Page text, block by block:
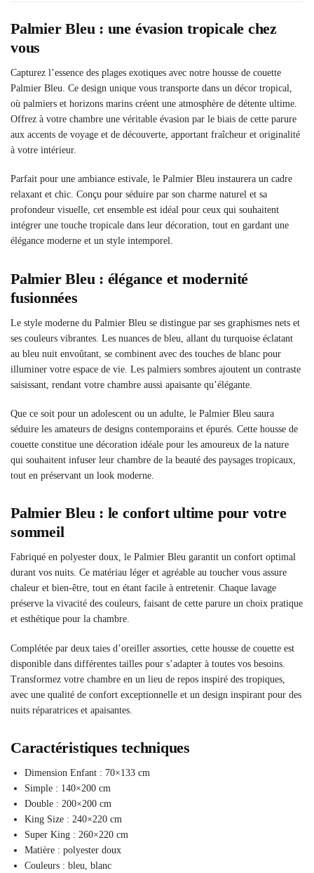
Palmier Bleu : une évasion tropicale chez
vous
Capturez l’essence des plages exotiques avec notre housse de couette
Palmier Bleu. Ce design unique vous transporte dans un décor tropical,
où palmiers et horizons marins créent une atmosphère de détente ultime.
Offrez à votre chambre une véritable évasion par le biais de cette parure
aux accents de voyage et de découverte, apportant fraîcheur et originalité
à votre intérieur.
Parfait pour une ambiance estivale, le Palmier Bleu instaurera un cadre
relaxant et chic. Conçu pour séduire par son charme naturel et sa
profondeur visuelle, cet ensemble est idéal pour ceux qui souhaitent
intégrer une touche tropicale dans leur décoration, tout en gardant une
élégance moderne et un style intemporel.
Palmier Bleu : élégance et modernité
fusionnées
Le style moderne du Palmier Bleu se distingue par ses graphismes nets et
ses couleurs vibrantes. Les nuances de bleu, allant du turquoise éclatant
au bleu nuit envoûtant, se combinent avec des touches de blanc pour
illuminer votre espace de vie. Les palmiers sombres ajoutent un contraste
saisissant, rendant votre chambre aussi apaisante qu’élégante.
Que ce soit pour un adolescent ou un adulte, le Palmier Bleu saura
séduire les amateurs de designs contemporains et épurés. Cette housse de
couette constitue une décoration idéale pour les amoureux de la nature
qui souhaitent infuser leur chambre de la beauté des paysages tropicaux,
tout en préservant un look moderne.
Palmier Bleu : le confort ultime pour votre
sommeil
Fabriqué en polyester doux, le Palmier Bleu garantit un confort optimal
durant vos nuits. Ce matériau léger et agréable au toucher vous assure
chaleur et bien-être, tout en étant facile à entretenir. Chaque lavage
préserve la vivacité des couleurs, faisant de cette parure un choix pratique
et esthétique pour la chambre.
Complétée par deux taies d’oreiller assorties, cette housse de couette est
disponible dans différentes tailles pour s’adapter à toutes vos besoins.
Transformez votre chambre en un lieu de repos inspiré des tropiques,
avec une qualité de confort exceptionnelle et un design inspirant pour des
nuits réparatrices et apaisantes.
Caractéristiques techniques
Dimension Enfant : 70×133 cm
Simple : 140×200 cm
Double : 200×200 cm
King Size : 240×220 cm
Super King : 260×220 cm
Matière : polyester doux
Couleurs : bleu, blanc